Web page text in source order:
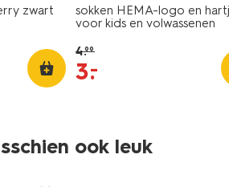
zwart
sokken HEMA-logo en
voor kids en volwassenen
4.99
3.
–
ook leuk
sale